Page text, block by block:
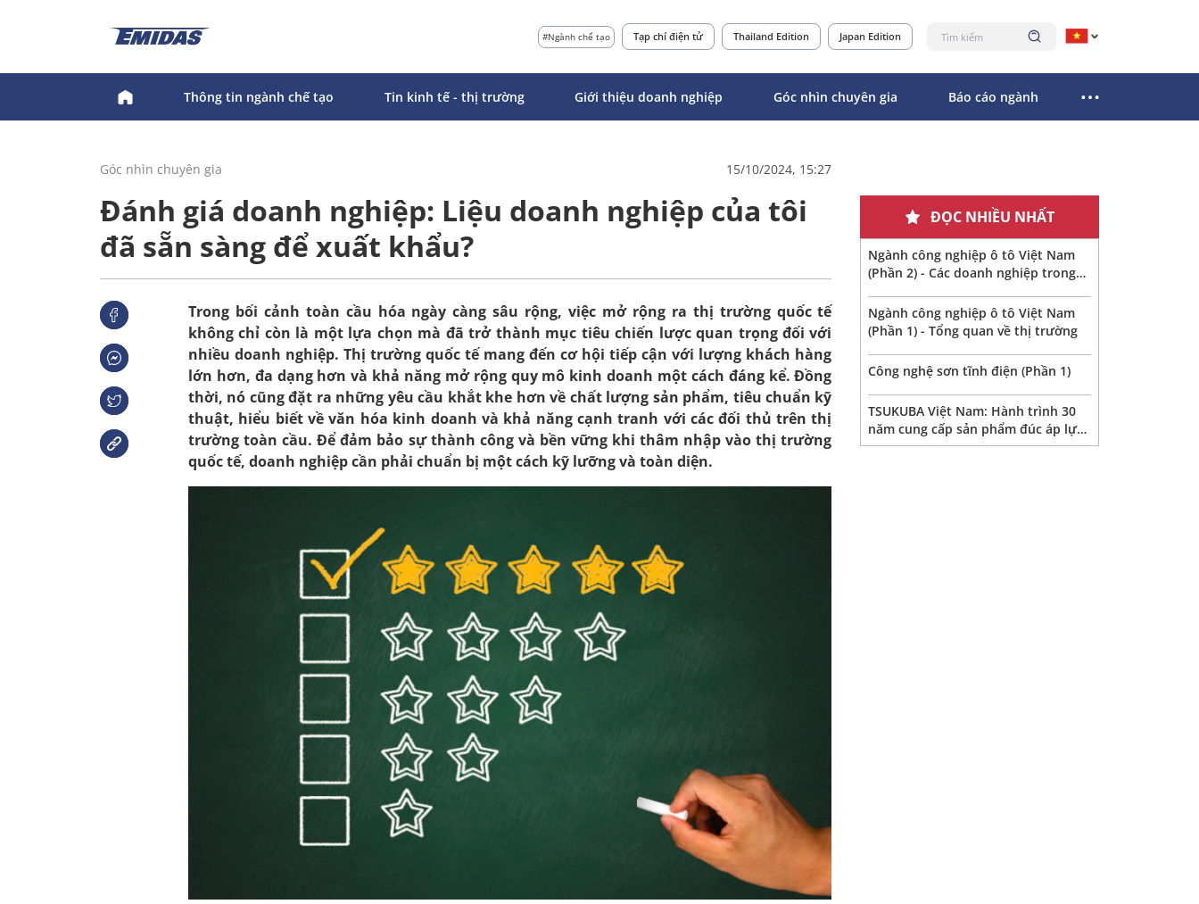
#Ngành chế tạo Tạp chí điện tử Thailand Edition Japan Edition
Thông tin ngành chế tạo Tin kinh tế - thị trường Giới thiệu doanh nghiệp Góc nhìn chuyên gia Báo cáo ngành
Góc nhìn chuyên gia 15/10/2024, 15:27
Đánh giá doanh nghiệp: Liệu doanh nghiệp của tôi
đã sẵn sàng để xuất khẩu?
Trong bối cảnh toàn cầu hóa ngày càng sâu rộng, việc mở rộng ra thị trường quốc tế
không chỉ còn là một lựa chọn mà đã trở thành mục tiêu chiến lược quan trọng đối với
nhiều doanh nghiệp. Thị trường quốc tế mang đến cơ hội tiếp cận với lượng khách hàng
lớn hơn, đa dạng hơn và khả năng mở rộng quy mô kinh doanh một cách đáng kể. Đồng
thời, nó cũng đặt ra những yêu cầu khắt khe hơn về chất lượng sản phẩm, tiêu chuẩn kỹ
thuật, hiểu biết về văn hóa kinh doanh và khả năng cạnh tranh với các đối thủ trên thị
trường toàn cầu. Để đảm bảo sự thành công và bền vững khi thâm nhập vào thị trường
quốc tế, doanh nghiệp cần phải chuẩn bị một cách kỹ lưỡng và toàn diện.
ĐỌC NHIỀU NHẤT
Ngành công nghiệp ô tô Việt Nam
(Phần 2) - Các doanh nghiệp trong
Ngành công nghiệp ô tô Việt Nam
(Phần 1) - Tổng quan về thị trường
Công nghệ sơn tĩnh điện (Phần 1)
TSUKUBA Việt Nam: Hành trình 30
năm cung cấp sản phẩm đúc áp lực
tại Việt Nam